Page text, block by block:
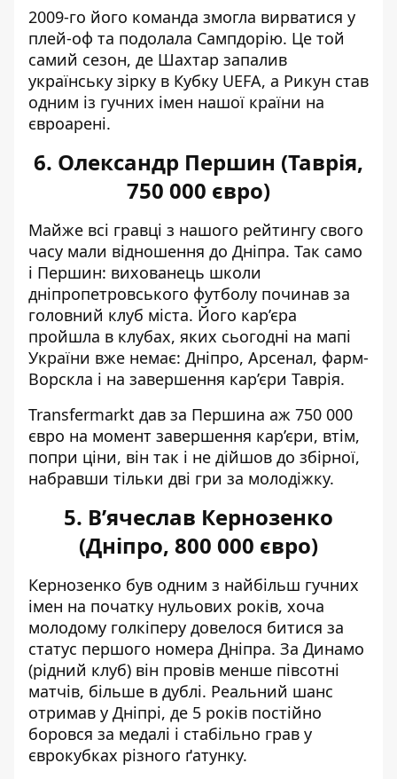
2009-го його команда змогла вирватися у
плей-оф та подолала Сампдорію. Це той
самий сезон, де Шахтар запалив
українську зірку в Кубку UEFA, а Рикун став
одним із гучних імен нашої країни на
євроарені.
6. Олександр Першин (Таврія,
750 000 євро)
Майже всі гравці з нашого рейтингу свого
часу мали відношення до Дніпра. Так само
і Першин: вихованець школи
дніпропетровського футболу починав за
головний клуб міста. Його кар’єра
пройшла в клубах, яких сьогодні на мапі
України вже немає: Дніпро, Арсенал, фарм-
Ворскла і на завершення кар’єри Таврія.
Transfermarkt дав за Першина аж 750 000
євро на момент завершення кар’єри, втім,
попри ціни, він так і не дійшов до збірної,
набравши тільки дві гри за молодіжку.
5. В’ячеслав Кернозенко
(Дніпро, 800 000 євро)
Кернозенко був одним з найбільш гучних
імен на початку нульових років, хоча
молодому голкіперу довелося битися за
статус першого номера Дніпра. За Динамо
(рідний клуб) він провів менше півсотні
матчів, більше в дублі. Реальний шанс
отримав у Дніпрі, де 5 років постійно
боровся за медалі і стабільно грав у
єврокубках різного ґатунку.